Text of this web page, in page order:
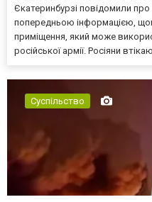
Єкатеринбурзі повідомили
попередньою інформацією,
приміщення, який може
російської армії. Росіяни
Суспільство